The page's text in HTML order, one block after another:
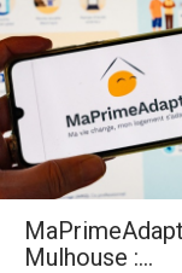
Mulhouse :...